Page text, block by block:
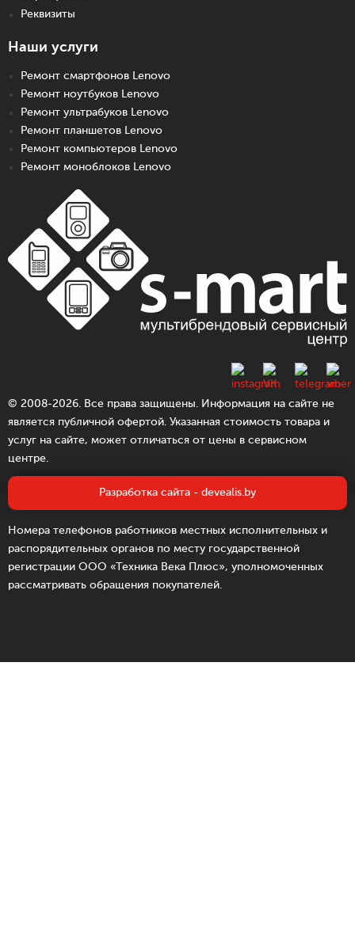
Реквизиты
Наши услуги
Ремонт смартфонов Lenovo
Ремонт ноутбуков Lenovo
Ремонт ультрабуков Lenovo
Ремонт планшетов Lenovo
Ремонт компьютеров Lenovo
Ремонт моноблоков Lenovo
© 2008-2026. Все права защищены. Информация на сайте не
является публичной офертой. Указанная стоимость товара и
услуг на сайте, может отличаться от цены в сервисном
центре.
Разработка сайта - devealis.by
Номера телефонов работников местных исполнительных и
распорядительных органов по месту государственной
регистрации ООО «Техника Века Плюс», уполномоченных
рассматривать обращения покупателей.